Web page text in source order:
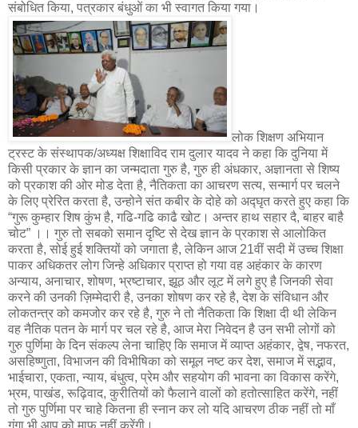
संबोधित किया, पत्रकार बंधुओं का भी स्वागत किया गया।
लोक शिक्षण अभियान
ट्रस्ट के संस्थापक/अध्यक्ष शिक्षाविद राम दुलार यादव ने कहा कि दुनिया में
किसी प्रकार के ज्ञान का जन्मदाता गुरु है, गुरु ही अंधकार, अज्ञानता से शिष्य
को प्रकाश की ओर मोड देता है, नैतिकता का आचरण सत्य, सन्मार्ग पर चलने
के लिए प्रेरित करता है, उन्होने संत कबीर के दोहे को अद्घृत करते हुए कहा कि
“गुरू कुम्हार शिष कुंभ है, गढि-गढि काढै खोट। अन्तर हाथ सहार दै, बाहर बाहै
चोट” ।। गुरु तो सबको समान दृष्टि से देख ज्ञान के प्रकाश से आलोकित
करता है, सोई हुई शक्तियों को जगाता है, लेकिन आज 21वीं सदी में उच्च शिक्षा
पाकर अधिकतर लोग जिन्हे अधिकार प्राप्त हो गया वह अहंकार के कारण
अन्याय, अनाचार, शोषण, भ्रष्टाचार, झूठ और लूट में लगे हुए है जिनकी सेवा
करने की उनकी ज़िम्मेदारी है, उनका शोषण कर रहे है, देश के संविधान और
लोकतन्त्र को कमजोर कर रहे है, गुरु ने तो नैतिकता कि शिक्षा दी थी लेकिन
वह नैतिक पतन के मार्ग पर चल रहे है, आज मेरा निवेदन है उन सभी लोगों को
गुरु पुर्णिमा के दिन संकल्प लेना चाहिए कि समाज में व्याप्त अहंकार, द्वेष, नफरत,
असहिष्णुता, विभाजन की विभीषिका को समूल नष्ट कर देश, समाज में सद्भाव,
भाईचारा, एकता, न्याय, बंधुत्व, प्रेम और सहयोग की भावना का विकास करेंगे,
भ्रम, पाखंड, रूढ़िवाद, कुरीतियों को फैलाने वालों को हतोत्साहित करेंगे, नहीं
तो गुरु पुर्णिमा पर चाहे कितना ही स्नान कर लो यदि आचरण ठीक नहीं तो माँ